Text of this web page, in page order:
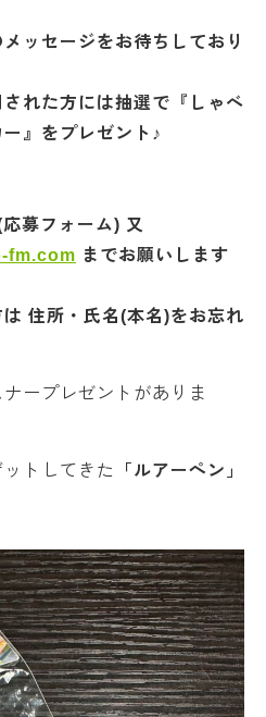
ッセージをお待ちしており
れた方には抽選で『しゃべ
』をプレゼント♪
応募フォーム) 又
fm.com までお願いします
住所・氏名(本名)をお忘れ
ープレゼントがありま
トしてきた
「ルアーペン」